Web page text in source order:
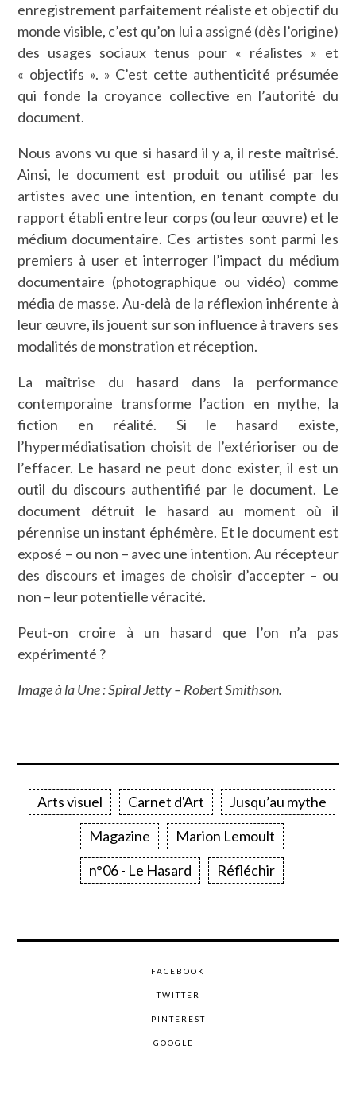
enregistrement parfaitement réaliste et objectif du
monde visible, c’est qu’on lui a assigné (dès l’origine)
des usages sociaux tenus pour « réalistes » et
« objectifs ». » C’est cette authenticité présumée
qui fonde la croyance collective en l’autorité du
document.
Nous avons vu que si hasard il y a, il reste maîtrisé.
Ainsi, le document est produit ou utilisé par les
artistes avec une intention, en tenant compte du
rapport établi entre leur corps (ou leur œuvre) et le
médium documentaire. Ces artistes sont parmi les
premiers à user et interroger l’impact du médium
documentaire (photographique ou vidéo) comme
média de masse. Au-delà de la réflexion inhérente à
leur œuvre, ils jouent sur son influence à travers ses
modalités de monstration et réception.
La maîtrise du hasard dans la performance
contemporaine transforme l’action en mythe, la
fiction en réalité. Si le hasard existe,
l’hypermédiatisation choisit de l’extérioriser ou de
l’effacer. Le hasard ne peut donc exister, il est un
outil du discours authentifié par le document. Le
document détruit le hasard au moment où il
pérennise un instant éphémère. Et le document est
exposé – ou non – avec une intention. Au récepteur
des discours et images de choisir d’accepter – ou
non – leur potentielle véracité.
Peut-on croire à un hasard que l’on n’a pas
expérimenté ?
Image à la Une : Spiral Jetty – Robert Smithson.
Arts visuel Carnet d'Art
Jusqu’au mythe
Magazine
Marion Lemoult
n°06 - Le Hasard
Réfléchir
FACEBOOK
TWITTER
PINTEREST
GOOGLE +